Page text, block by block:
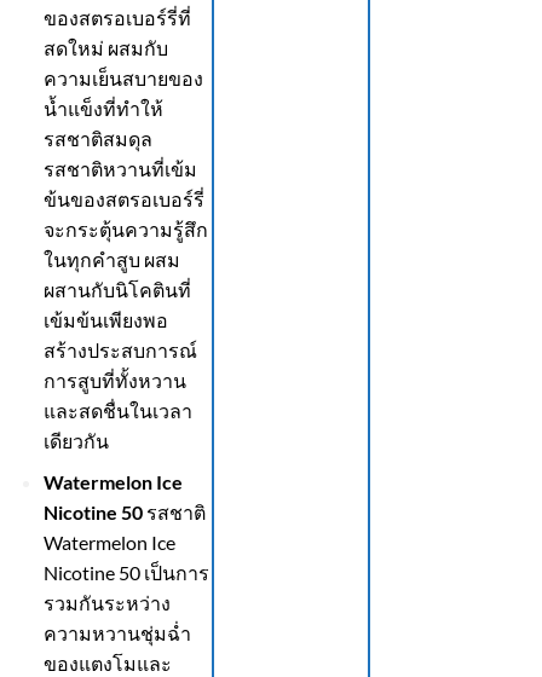
ของสตรอเบอร์รี่ที่
สดใหม่ ผสมกับ
ความเย็นสบายของ
น้ำแข็งที่ทำให้
รสชาติสมดุล
รสชาติหวานที่เข้ม
ข้นของสตรอเบอร์รี่
จะกระตุ้นความรู้สึก
ในทุกคำสูบ ผสม
ผสานกับนิโคตินที่
เข้มข้นเพียงพอ
สร้างประสบการณ์
การสูบที่ทั้งหวาน
และสดชื่นในเวลา
เดียวกัน
Watermelon Ice
Nicotine 50รสชาติ
Watermelon Ice
Nicotine 50 เป็นการ
รวมกันระหว่าง
ความหวานชุ่มฉ่ำ
ของแตงโมและ